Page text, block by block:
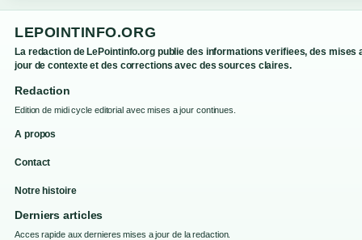
LEPOINTINFO.ORG
La redaction de LePointinfo.org publie des informations verifiees, des mises
jour de contexte et des corrections avec des sources claires.
Redaction
Edition de midi cycle editorial avec mises a jour continues.
A propos
Contact
Notre histoire
Derniers articles
Acces rapide aux dernieres mises a jour de la redaction.